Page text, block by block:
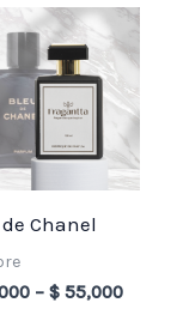
Chanel
– $ 55,000
Price
$
$